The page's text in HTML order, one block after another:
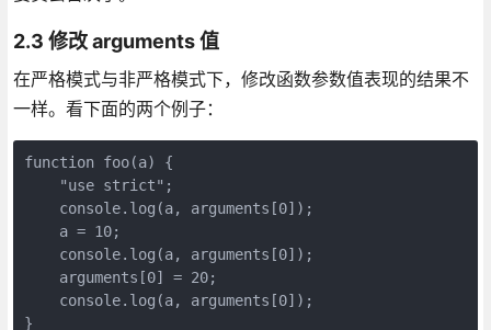
2.3 修改 arguments 值
在严格模式与非严格模式下，修改函数参数值表现的结果不
一样。看下面的两个例子：
function foo(a) {
    "use strict";
    console.log(a, arguments[0]);
    a = 10;
    console.log(a, arguments[0]);
    arguments[0] = 20;
    console.log(a, arguments[0]);
}